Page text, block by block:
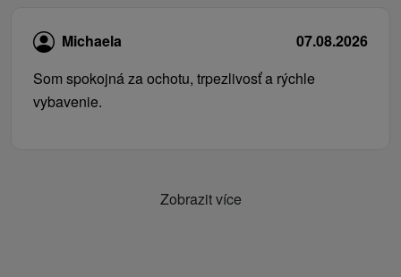
Michaela
07.08.2026
Som spokojná za ochotu, trpezlivosť a rýchle
vybavenie.
Zobrazit více